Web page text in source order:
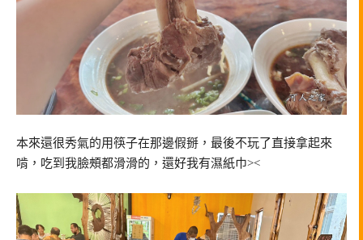
本來還很秀氣的用筷子在那邊假掰，最後不玩了直接拿起來
啃，吃到我臉頰都滑滑的，還好我有濕紙巾><